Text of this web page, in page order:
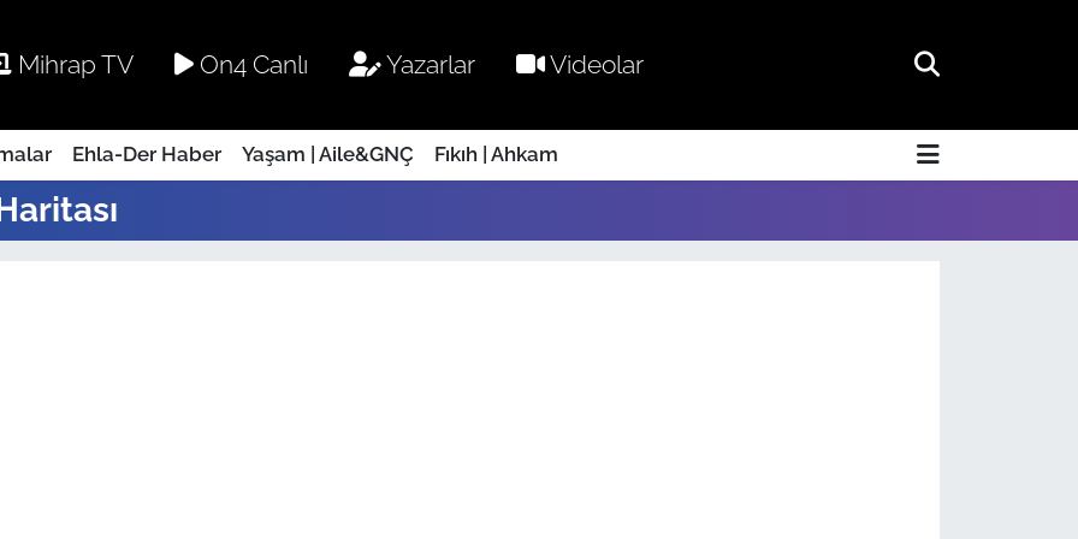
Mihrap TV On4 Canlı Yazarlar Videolar
Ehla-Der Haber Yaşam | Aile&GNÇ Fıkıh | Ahkam